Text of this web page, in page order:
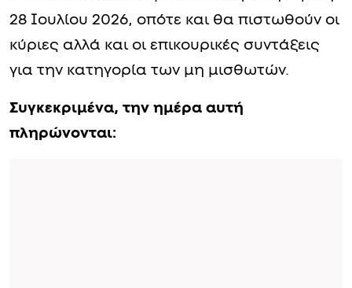
28 Ιουλίου 2026, οπότε και θα πιστωθούν οι
κύριες αλλά και οι επικουρικές συντάξεις
για την κατηγορία των μη μισθωτών.
Συγκεκριμένα, την ημέρα αυτή
πληρώνονται: